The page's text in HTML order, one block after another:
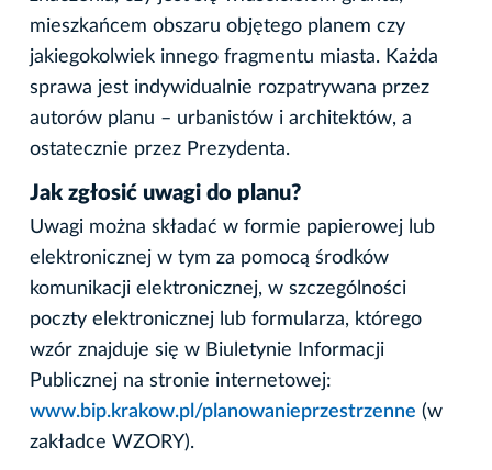
mieszkańcem obszaru objętego planem czy
jakiegokolwiek innego fragmentu miasta. Każda
sprawa jest indywidualnie rozpatrywana przez
autorów planu – urbanistów i architektów, a
ostatecznie przez Prezydenta.
Jak zgłosić uwagi do planu?
Uwagi można składać w formie papierowej lub
elektronicznej w tym za pomocą środków
komunikacji elektronicznej, w szczególności
poczty elektronicznej lub formularza, którego
wzór znajduje się w Biuletynie Informacji
Publicznej na stronie internetowej:
www.bip.krakow.pl/planowanieprzestrzenne (w
zakładce WZORY).